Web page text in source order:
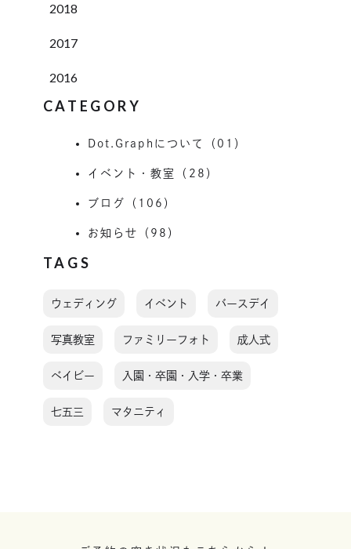
2018
2017
2016
CATEGORY
Dot.Graphについて（01）
イベント・教室（28）
ブログ（106）
お知らせ（98）
TAGS
ウェディング イベント バースデイ
写真教室 ファミリーフォト 成人式
ベイビー 入園・卒園・入学・卒業
七五三 マタニティ